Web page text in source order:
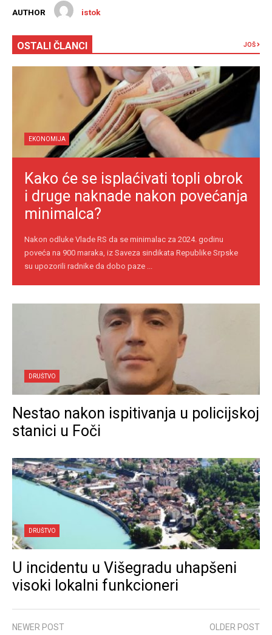
AUTHOR istok
OSTALI ČLANCI JOŠ
EKONOMIJA
Kako će se isplaćivati topli obrok
i druge naknade nakon povećanja
minimalca?
Nakon odluke Vlade RS da se minimalac za 2024. godinu
poveća na 900 maraka, iz Saveza sindikata Republike Srpske
su upozorili radnike da dobo paze ...
DRUŠTVO
Nestao nakon ispitivanja u policijskoj
stanici u Foči
DRUŠTVO
U incidentu u Višegradu uhapšeni
visoki lokalni funkcioneri
NEWER POST OLDER POST